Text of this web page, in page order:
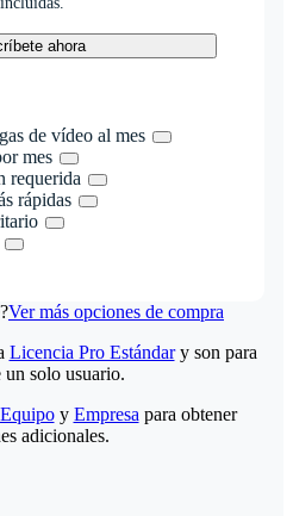
ahora
de vídeo al mes
mes
requerida
rápidas
Ver más opciones de compra
Licencia Pro Estándary son para
un solo usuario.
Equipoy Empresa para obtener
adicionales.